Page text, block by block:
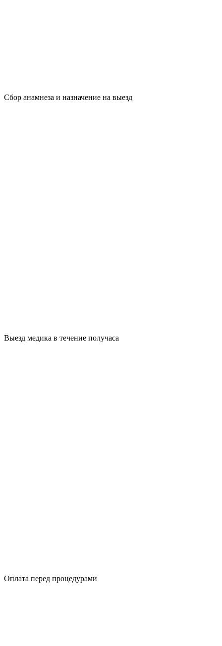
Сбор анамнеза и назначение на выезд
Выезд медика в течение получаса
Оплата перед процедурами